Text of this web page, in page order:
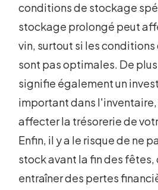
conditions de stockage
stockage prolongé peut
vin, surtout si les
sont pas optimales. De
signifie également un
important dans
affecter la trésorerie de
Enfin, il y a le risque de ne
stock avant la fin des fêtes,
entraîner des pertes